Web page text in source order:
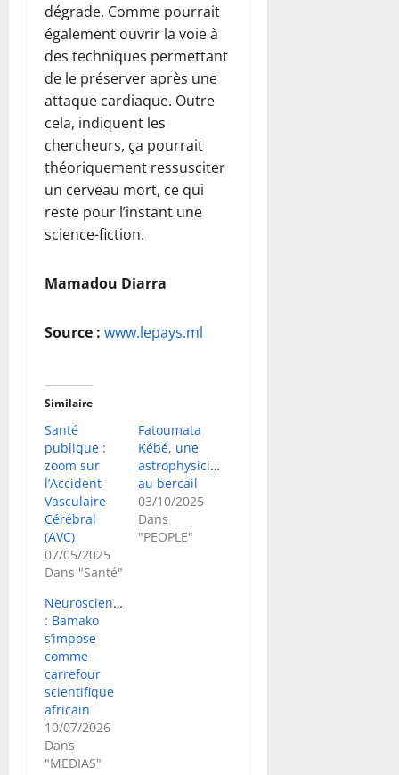
dégrade. Comme pourrait
également ouvrir la voie à
des techniques permettant
de le préserver après une
attaque cardiaque. Outre
cela, indiquent les
chercheurs, ça pourrait
théoriquement ressusciter
un cerveau mort, ce qui
reste pour l’instant une
science-fiction.
Mamadou Diarra
Source : www.lepays.ml
Similaire
Santé
publique :
zoom sur
l’Accident
Vasculaire
Cérébral
(AVC)
07/05/2025
Dans "Santé"
Fatoumata
Kébé, une
astrophysicienne
au bercail
03/10/2025
Dans
"PEOPLE"
Neurosciences
: Bamako
s’impose
comme
carrefour
scientifique
africain
10/07/2026
Dans
"MEDIAS"